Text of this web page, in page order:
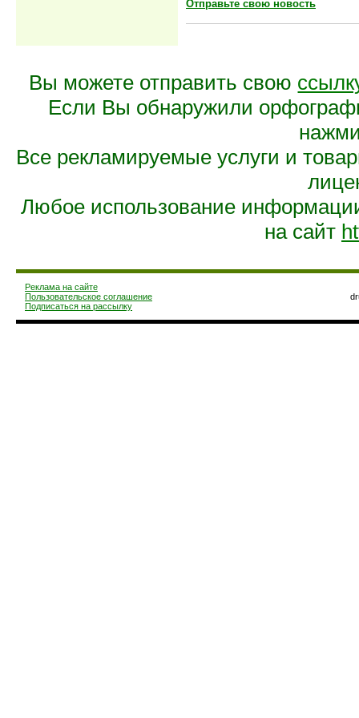
Отправьте свою новость
Вы можете отправить свою
Если Вы обнаружили
Все рекламируемые услуги и
Любое использование
на сайт
Реклама на сайте
Пользовательское соглашение
Подписаться на рассылку